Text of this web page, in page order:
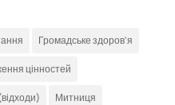
Громадське здоров'я
цінностей
Митниця